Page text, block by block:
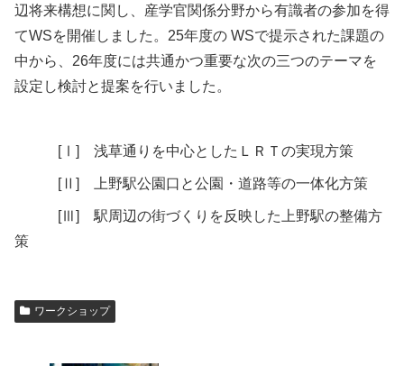
辺将来構想に関し、産学官関係分野から有識者の参加を得
てWSを開催しました。25年度の WSで提示された課題の
中から、26年度には共通かつ重要な次の三つのテーマを
設定し検討と提案を行いました。
[Ⅰ] 浅草通りを中心としたＬＲＴの実現方策
[Ⅱ] 上野駅公園口と公園・道路等の一体化方策
[Ⅲ] 駅周辺の街づくりを反映した上野駅の整備方
策
ワークショップ